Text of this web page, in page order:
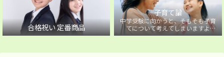
合格祝い 定番商品
子育て論
中学受験に向かうと、そもそも子育
てについて考えてしまいますよ
ね・・・。中学受験に向かうお子様